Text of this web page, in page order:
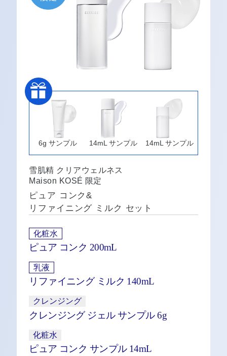
6g サンプル 14mL サンプル 14mL サンプル
雪肌精 クリアウェルネス
Maison KOSÉ 限定
ピュア コンク&
リファイニング ミルク セット
化粧水
ピュア コンク 200mL
乳液
リファイニング ミルク 140mL
クレンジング
クレンジング ジェル サンプル 6g
化粧水
ピュア コンク サンプル 14mL